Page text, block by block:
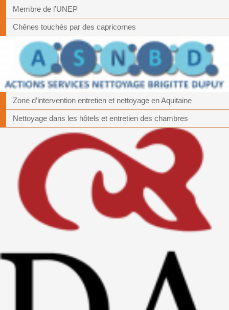
Membre de l’UNEP
Chênes touchés par des capricornes
Zone d’intervention entretien et nettoyage en Aquitaine
Nettoyage dans les hôtels et entretien des chambres